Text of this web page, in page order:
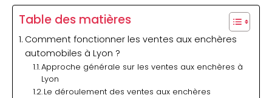
Table des matières
Comment fonctionner les ventes aux enchères
automobiles à Lyon ?
Approche générale sur les ventes aux enchères à
Lyon
Le déroulement des ventes aux enchères